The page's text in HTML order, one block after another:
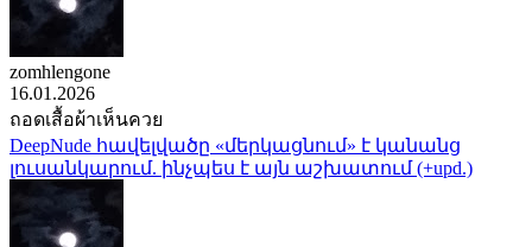
zomhlengone
16.01.2026
ถอดเสื้อผ้าเห็นควย
DeepNude հավելվածը «մերկացնում» է կանանց
լուսանկարում. ինչպես է այն աշխատում (+upd.)